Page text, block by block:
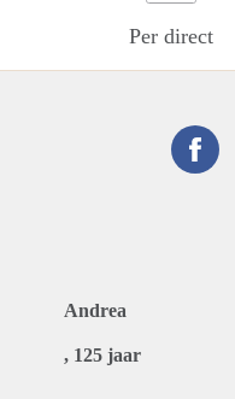
Per direct
Andrea
, 125 jaar